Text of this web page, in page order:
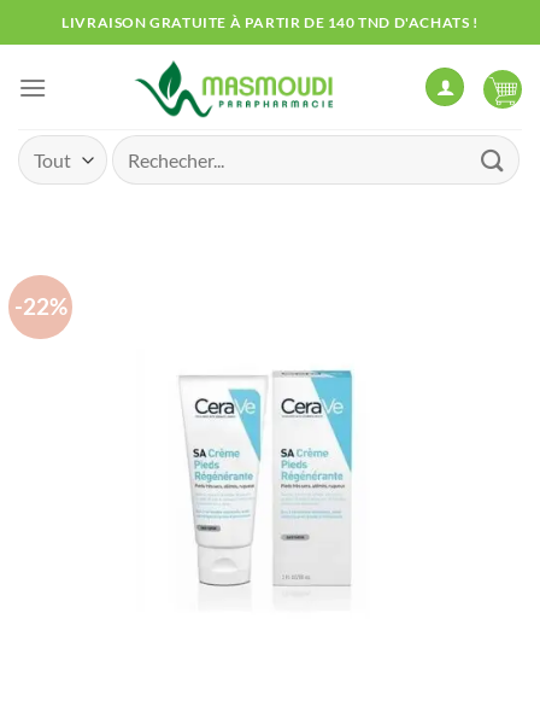
au
contenu
LIVRAISON GRATUITE À PARTIR DE 140 TND D'ACHATS !
Recherche
pour :
-22%